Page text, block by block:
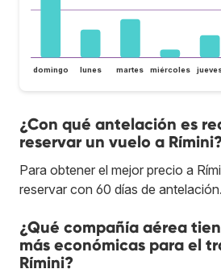
domingo lunes martes miércoles
¿Con qué antelación es
reservar un vuelo a
Para obtener el mejor precio a
reservar con 60 días de antelación.
¿Qué compañía aérea
más económicas para el
Rímini?